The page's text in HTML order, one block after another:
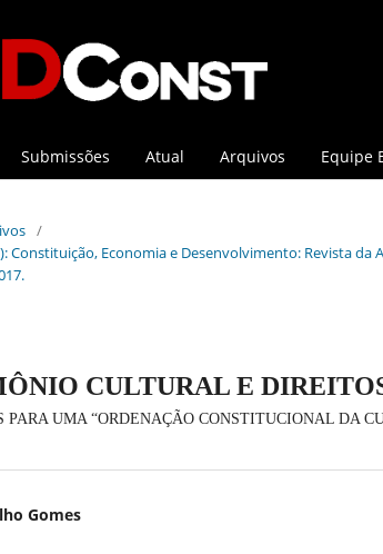
Submissões Atual Arquivos Equipe
/
Constituição, Economia e Desenvolvimento: Revista
CULTURAL E
PARA UMA “ORDENAÇÃO CONSTITUCIONAL DA
Gomes